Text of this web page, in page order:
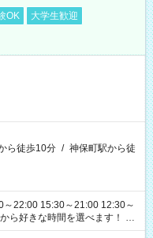
OK
大学生歓迎
ら徒歩10分 / 神保町駅から徒
～22:00 15:30～21:00 12:30～
す